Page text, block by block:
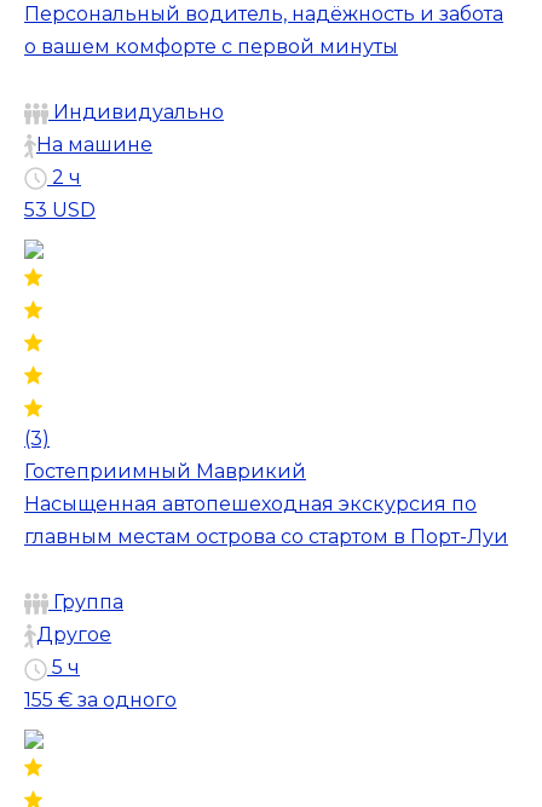
Персональный водитель, надёжность и забота
о вашем комфорте с первой минуты
Индивидуально
На машине
2 ч
53 USD
(3)
Гостеприимный Маврикий
Насыщенная автопешеходная экскурсия по
главным местам острова со стартом в Порт-Луи
Группа
Другое
5 ч
155 € за одного